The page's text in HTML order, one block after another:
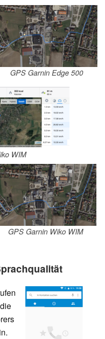
GPS Garnin Edge 500
WIM
GPS Garnin Wiko WIM